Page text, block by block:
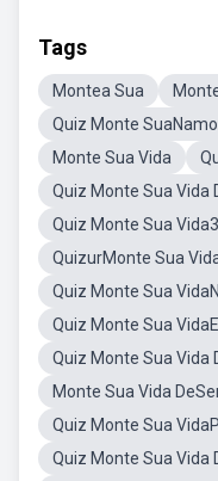
Tags
Montea Sua
Quiz Monte
Monte Sua Vida
Quiz Monte Sua Vida
Quiz Monte Sua
QuizurMonte Sua
Quiz Monte Sua
Quiz Monte Sua
Quiz Monte Sua Vida
Monte Sua Vida
Quiz Monte Sua
Quiz Monte Sua Vida